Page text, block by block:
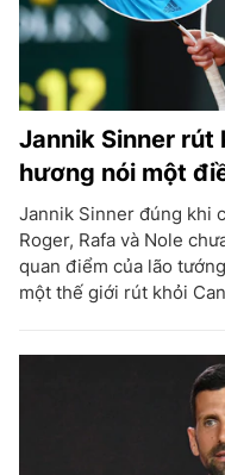
Jannik Sinner rút
hương nói một
Jannik Sinner đúng khi
Roger, Rafa và Nole
quan điểm của lão
một thế giới rút khỏi